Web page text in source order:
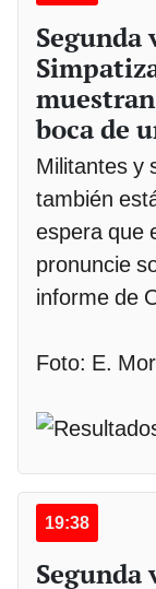
Segunda
boca de
Militantes y
también
espera que
pronuncie
informe de
Foto: E.
19:38
Segunda